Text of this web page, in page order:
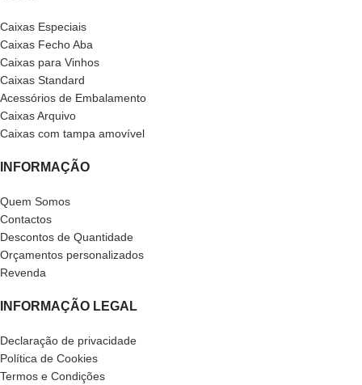
Caixas Especiais
Caixas Fecho Aba
Caixas para Vinhos
Caixas Standard
Acessórios de Embalamento
Caixas Arquivo
Caixas com tampa amovível
INFORMAÇÃO
Quem Somos
Contactos
Descontos de Quantidade
Orçamentos personalizados
Revenda
INFORMAÇÃO LEGAL
Declaração de privacidade
Política de Cookies
Termos e Condições